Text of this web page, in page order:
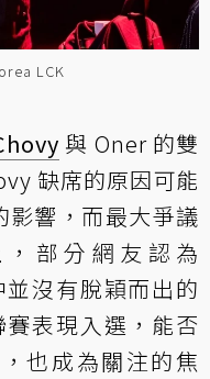
LCK
與 Oner 的雙
缺席的原因可能
影響 ，而最大爭議
部分網友認為
沒有脫穎而出的
表現入選，能否
也成為關注的焦